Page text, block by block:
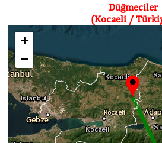
Düğmeciler
(Kocaeli /
+
−